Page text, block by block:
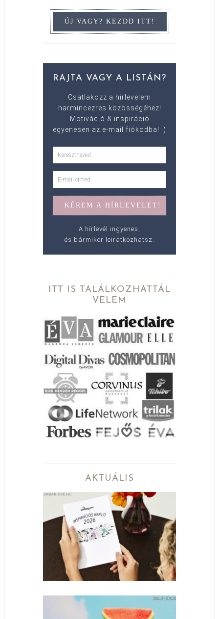
RAJTA VAGY A LISTÁN?
Csatlakozz a hírlevelem
harmincezres közösségéhez!
Motiváció & inspiráció
egyenesen az e-mail fiókodba! :)
A hírlevél ingyenes,
és bármikor leiratkozhatsz.
ITT IS TALÁLKOZHATTÁL
VELEM
AKTUÁLIS